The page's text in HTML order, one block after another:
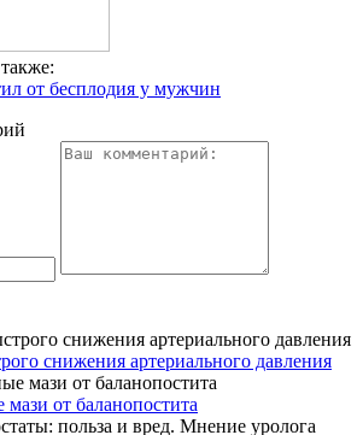
от бесплодия у мужчин
снижения артериального давления
от баланопостита